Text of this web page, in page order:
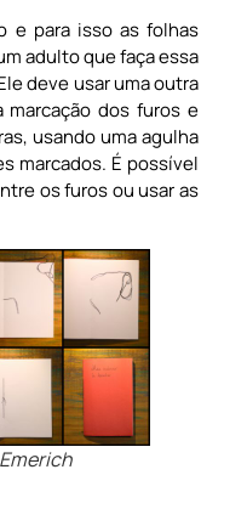
e para isso as folhas
adulto que faça essa
deve usar uma outra
marcação dos furos e
usando uma agulha
marcados. É possível
os furos ou usar as